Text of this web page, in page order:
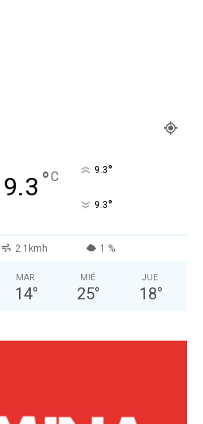
9.3 °C 9.3°
9.3°
2.1kmh 1 %
MAR
14°
MIÉ
25°
JUE
18°